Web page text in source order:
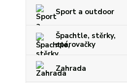
Sport a outdoor
Špachtle, stěrky,
spárovačky
Zahrada